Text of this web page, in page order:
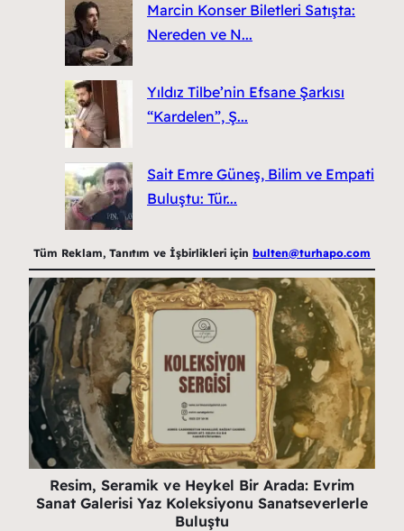
Marcin Konser Biletleri Satışta:
Nereden ve N...
Yıldız Tilbe’nin Efsane Şarkısı
“Kardelen”, Ş...
Sait Emre Güneş, Bilim ve Empati
Buluştu: Tür...
Tüm Reklam, Tanıtım ve İşbirlikleri için bulten@turhapo.com
Resim, Seramik ve Heykel Bir Arada: Evrim
Sanat Galerisi Yaz Koleksiyonu Sanatseverlerle
Buluştu